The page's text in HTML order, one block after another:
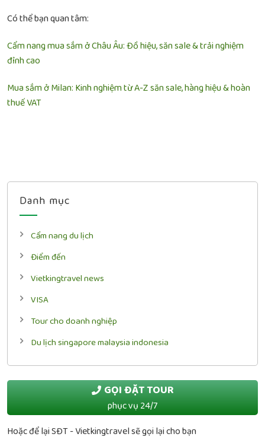
Có thể bạn quan tâm:
Cẩm nang mua sắm ở Châu Âu: Đồ hiệu, săn sale & trải nghiệm
đỉnh cao
Mua sắm ở Milan: Kinh nghiệm từ A-Z săn sale, hàng hiệu & hoàn
thuế VAT
Danh mục
Cẩm nang du lịch
Điểm đến
Vietkingtravel news
VISA
Tour cho doanh nghiệp
Du lịch singapore malaysia indonesia
GỌI ĐẶT TOUR
phục vụ 24/7
Hoặc để lại SĐT - Vietkingtravel sẽ gọi lại cho bạn